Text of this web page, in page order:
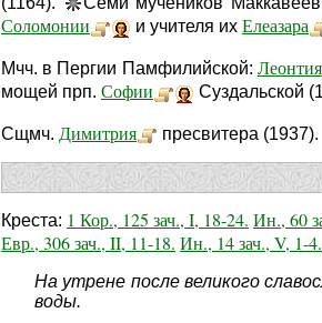
Соломонии и учителя их Елеазара
Мчч. в Пергии Памфилийской: Леонтия
мощей прп. Софии Суздальской
Сщмч. Димитрия пресвитера (1937).
Креста: 1 Кор., 125 зач., I, 18-24. Ин., 60
Евр., 306 зач., II, 11-18. Ин., 14 зач., V, 1-4.
На утрене после великого
воды.